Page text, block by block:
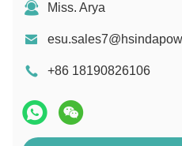
Miss. Arya
+86 18190826106